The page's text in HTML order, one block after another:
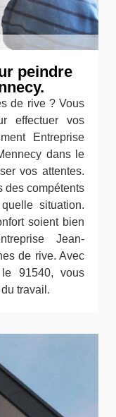
peindre
de rive ? Vous
effectuer vos
Entreprise
dans le
vos attentes.
des compétents
situation.
soient bien
Jean-
de rive. Avec
le 91540, vous
travail.